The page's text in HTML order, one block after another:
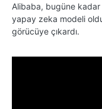
Alibaba, bugüne
yapay zeka modeli
görücüye çıkardı.